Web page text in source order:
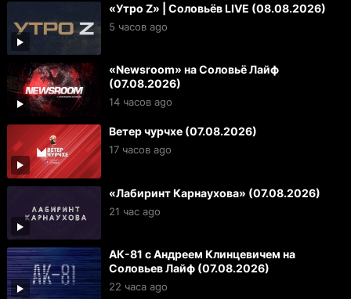
«Утро Z» | Соловьёв LIVE (08.08.2026)
5 часов ago
«Newsroom» на Соловьё Лайф
(07.08.2026)
14 часов ago
Ветер чурчхе (07.08.2026)
17 часов ago
«Лабиринт Карнаухова» (07.08.2026)
21 час ago
АК-81 с Андреем Клинцевичем на
Соловьев Лайф (07.08.2026)
22 часа ago